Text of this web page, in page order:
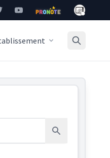
YouTubePronote Mon
Rechercher